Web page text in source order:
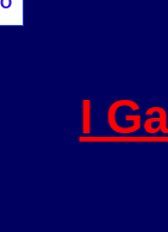
I